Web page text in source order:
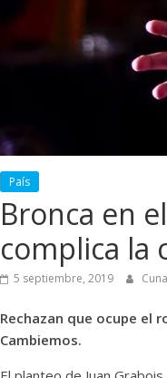
País
Bronca en
complica la
5 septiembre, 2019
Rechazan que ocupe el
Cambiemos.